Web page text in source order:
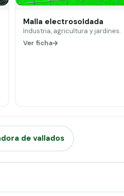
Malla electrosoldada
Industria, agricultura y jardines.
Ver ficha
de vallados